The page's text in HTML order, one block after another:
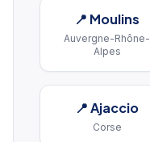
📍 Moulins
Auvergne-Rhône-
Alpes
📍Ajaccio
Corse